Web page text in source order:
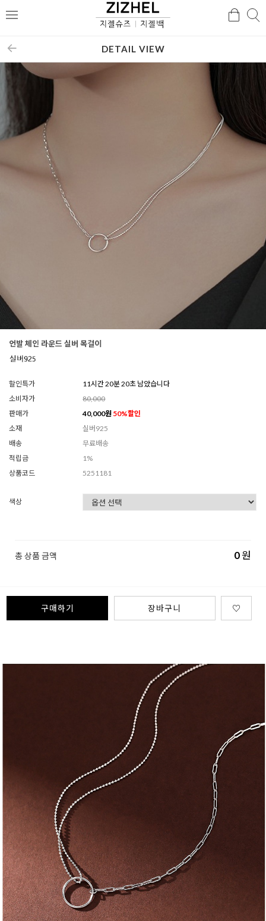
메
검
DETAIL VIEW
언발 체인 라운드 실버 목걸이
할인특가
11시간 20분 18초 남았습니다
소비자가
80,000
판매가
40,000원 50%할인
소재
실버925
배송
무료배송
적립금
1%
상품코드
5251181
색상
총 상품 금액 0원
구매하기 장바구니 ♡